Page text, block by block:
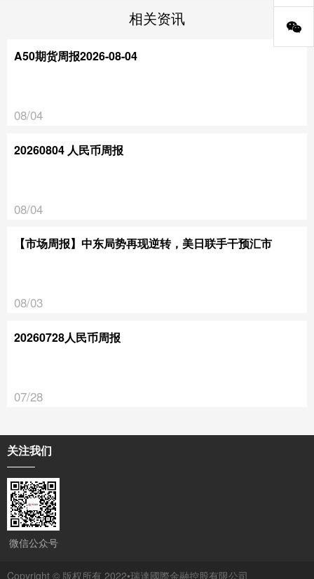
相关资讯
A50期货周报2026-08-04
08/04
20260804 人民币周报
08/04
【市场周报】中东局势再现逆转，美日联手干预汇市
08/03
20260728人民币周报
07/28
关注我们
微信公众号
Copyright © 版权所有 2022•瑞達國際金融控股有限公司